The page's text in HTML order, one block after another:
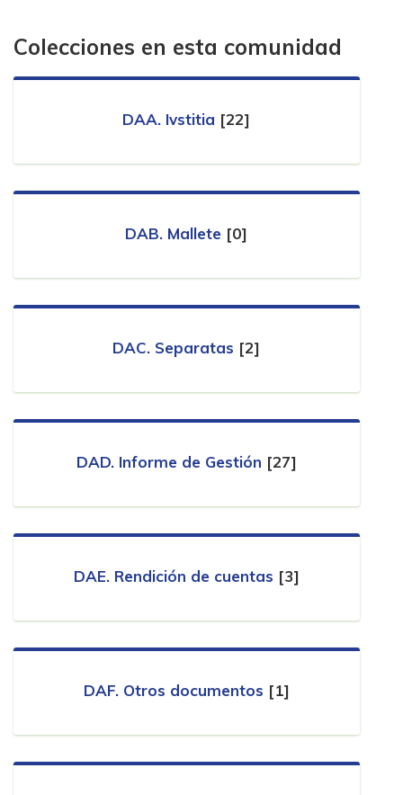
Colecciones en esta comunidad
DAA. Ivstitia [22]
DAB. Mallete [0]
DAC. Separatas [2]
DAD. Informe de Gestión [27]
DAE. Rendición de cuentas [3]
DAF. Otros documentos [1]